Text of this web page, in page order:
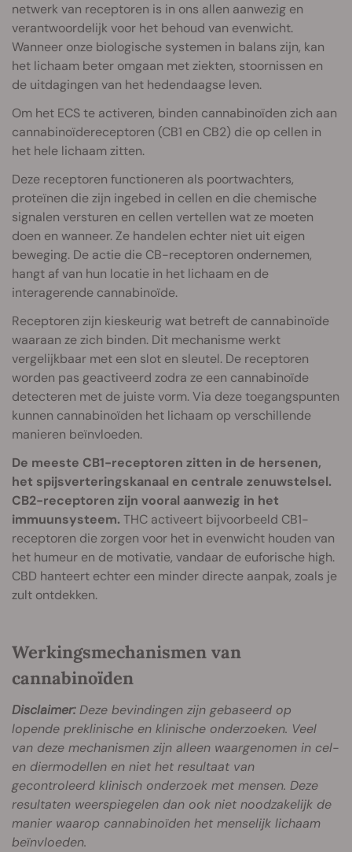
netwerk van receptoren is in ons allen aanwezig en
verantwoordelijk voor het behoud van evenwicht.
Wanneer onze biologische systemen in balans zijn, kan
het lichaam beter omgaan met ziekten, stoornissen en
de uitdagingen van het hedendaagse leven.
Om het ECS te activeren, binden cannabinoïden zich aan
cannabinoïdereceptoren (CB1 en CB2) die op cellen in
het hele lichaam zitten.
Deze receptoren functioneren als poortwachters,
proteïnen die zijn ingebed in cellen en die chemische
signalen versturen en cellen vertellen wat ze moeten
doen en wanneer. Ze handelen echter niet uit eigen
beweging. De actie die CB-receptoren ondernemen,
hangt af van hun locatie in het lichaam en de
interagerende cannabinoïde.
Receptoren zijn kieskeurig wat betreft de cannabinoïde
waaraan ze zich binden. Dit mechanisme werkt
vergelijkbaar met een slot en sleutel. De receptoren
worden pas geactiveerd zodra ze een cannabinoïde
detecteren met de juiste vorm. Via deze toegangspunten
kunnen cannabinoïden het lichaam op verschillende
manieren beïnvloeden.
De meeste CB1-receptoren zitten in de hersenen,
het spijsverteringskanaal en centrale zenuwstelsel.
CB2-receptoren zijn vooral aanwezig in het
immuunsysteem. THC activeert bijvoorbeeld CB1-
receptoren die zorgen voor het in evenwicht houden van
het humeur en de motivatie, vandaar de euforische high.
CBD hanteert echter een minder directe aanpak, zoals je
zult ontdekken.
Werkingsmechanismen van
cannabinoïden
Disclaimer:Deze bevindingen zijn gebaseerd op
lopende preklinische en klinische onderzoeken. Veel
van deze mechanismen zijn alleen waargenomen in cel-
en diermodellen en niet het resultaat van
gecontroleerd klinisch onderzoek met mensen. Deze
resultaten weerspiegelen dan ook niet noodzakelijk de
manier waarop cannabinoïden het menselijk lichaam
beïnvloeden.